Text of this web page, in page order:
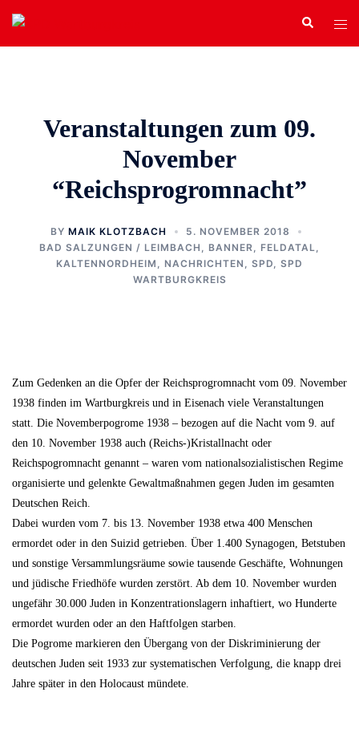
Zum
Inhalt
springen
Search
Veranstaltungen zum 09.
November
“Reichsprogromnacht”
BY MAIK KLOTZBACH
5. NOVEMBER 2018
BAD SALZUNGEN / LEIMBACH
BANNER FELDATAL
KALTENNORDHEIM
NACHRICHTEN SPD
SPD
WARTBURGKREIS
Zum Gedenken an die Opfer der Reichsprogromnacht vom 09. November
1938 finden im Wartburgkreis und in Eisenach viele Veranstaltungen
statt. Die Novemberpogrome 1938 – bezogen auf die Nacht vom 9. auf
den 10. November 1938 auch (Reichs-)Kristallnacht oder
Reichspogromnacht genannt – waren vom nationalsozialistischen Regime
organisierte und gelenkte Gewaltmaßnahmen gegen Juden im gesamten
Deutschen Reich.
Dabei wurden vom 7. bis 13. November 1938 etwa 400 Menschen
ermordet oder in den Suizid getrieben. Über 1.400 Synagogen, Betstuben
und sonstige Versammlungsräume sowie tausende Geschäfte, Wohnungen
und jüdische Friedhöfe wurden zerstört. Ab dem 10. November wurden
ungefähr 30.000 Juden in Konzentrationslagern inhaftiert, wo Hunderte
ermordet wurden oder an den Haftfolgen starben.
Die Pogrome markieren den Übergang von der Diskriminierung der
deutschen Juden seit 1933 zur systematischen Verfolgung, die knapp drei
Jahre später in den Holocaust mündete.